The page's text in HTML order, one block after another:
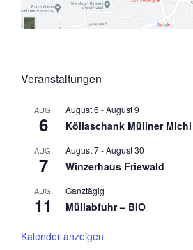
Veranstaltungen
AUG.
6
August 6 -August 9
Köllaschank Müllner Michl
AUG.
7
August 7-August 30
Winzerhaus Friewald
AUG.
11
Ganztägig
Müllabfuhr – BIO
Kalender anzeigen